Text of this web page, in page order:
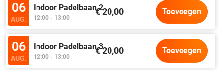
06
AUG.
Indoor Padelbaan 2
12:00 - 13:00
€ 20,00 Toevoegen
06
AUG.
Indoor Padelbaan 3
12:00 - 13:00
€ 20,00 Toevoegen